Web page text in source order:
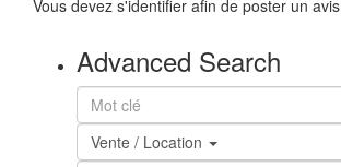
Vous devez s'identifier afin de poster un avis
Advanced Search
Vente / Location